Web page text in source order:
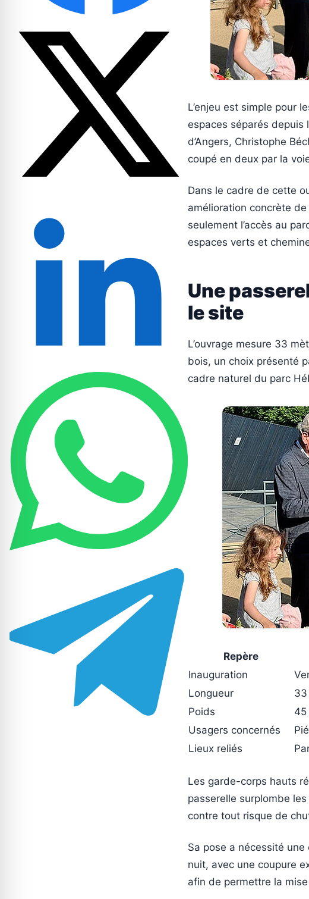
L’enjeu est simple pour
espaces séparés depuis
d’Angers, Christophe
coupé en deux par la
Dans le cadre de cette
amélioration concrète
seulement l’accès au
espaces verts et
Une
le site
L’ouvrage mesure 33
bois, un choix présenté
cadre naturel du parc
Repère
Inauguration
Longueur
33
Poids
45
Usagers concernés
Lieux reliés
Les garde-corps hauts
passerelle surplombe
contre tout risque de
Sa pose a nécessité
nuit, avec une coupure
afin de permettre la